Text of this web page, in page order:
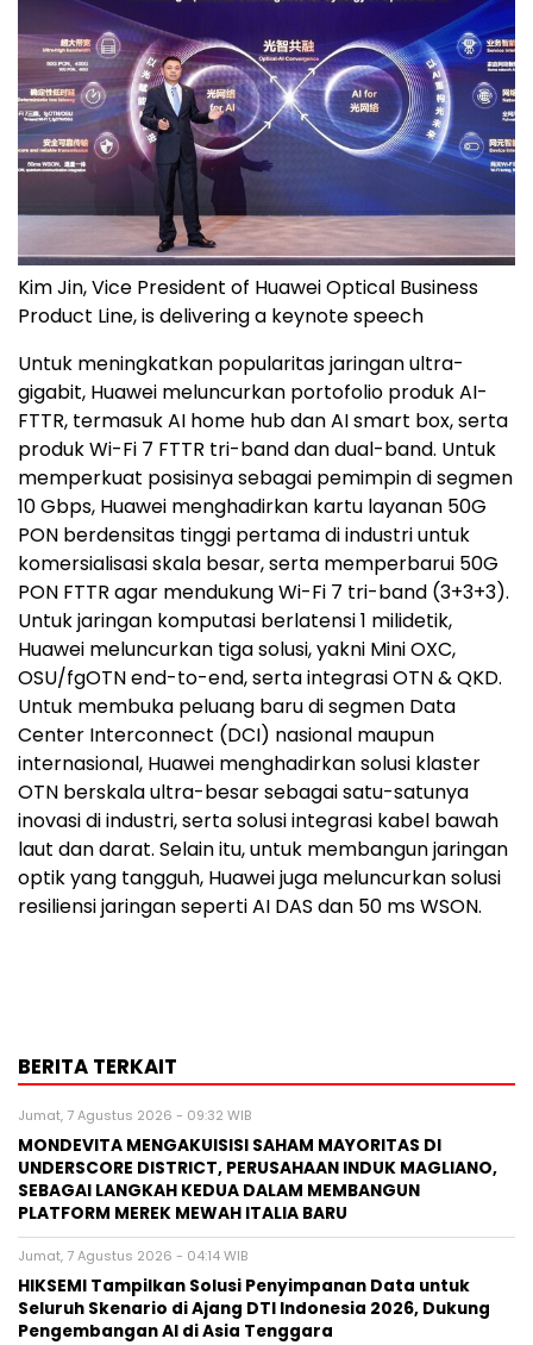
Kim Jin, Vice President of Huawei Optical Business
Product Line, is delivering a keynote speech
Untuk meningkatkan popularitas jaringan ultra-
gigabit, Huawei meluncurkan portofolio produk AI-
FTTR, termasuk AI home hub dan AI smart box, serta
produk Wi-Fi 7 FTTR tri-band dan dual-band. Untuk
memperkuat posisinya sebagai pemimpin di segmen
10 Gbps, Huawei menghadirkan kartu layanan 50G
PON berdensitas tinggi pertama di industri untuk
komersialisasi skala besar, serta memperbarui 50G
PON FTTR agar mendukung Wi-Fi 7 tri-band (3+3+3).
Untuk jaringan komputasi berlatensi 1 milidetik,
Huawei meluncurkan tiga solusi, yakni Mini OXC,
OSU/fgOTN end-to-end, serta integrasi OTN & QKD.
Untuk membuka peluang baru di segmen Data
Center Interconnect (DCI) nasional maupun
internasional, Huawei menghadirkan solusi klaster
OTN berskala ultra-besar sebagai satu-satunya
inovasi di industri, serta solusi integrasi kabel bawah
laut dan darat. Selain itu, untuk membangun jaringan
optik yang tangguh, Huawei juga meluncurkan solusi
resiliensi jaringan seperti AI DAS dan 50 ms WSON.
BERITA TERKAIT
Jumat, 7 Agustus 2026 - 09:32 WIB
MONDEVITA MENGAKUISISI SAHAM MAYORITAS DI
UNDERSCORE DISTRICT, PERUSAHAAN INDUK MAGLIANO,
SEBAGAI LANGKAH KEDUA DALAM MEMBANGUN
PLATFORM MEREK MEWAH ITALIA BARU
Jumat, 7 Agustus 2026 - 04:14 WIB
HIKSEMI Tampilkan Solusi Penyimpanan Data untuk
Seluruh Skenario di Ajang DTI Indonesia 2026, Dukung
Pengembangan AI di Asia Tenggara